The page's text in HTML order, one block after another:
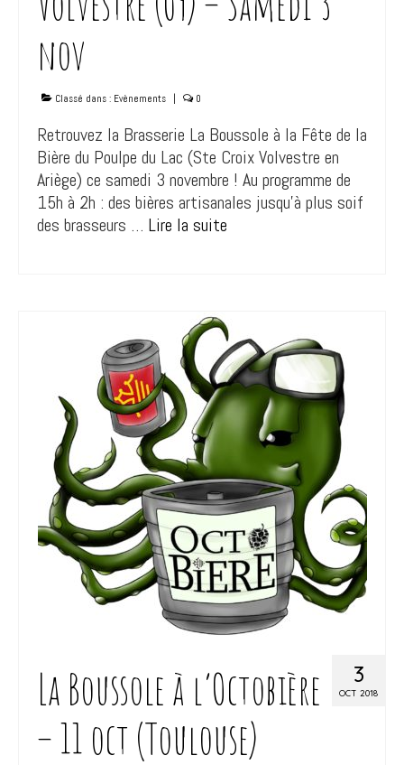
nov
Classé dans : Evènements 0
Retrouvez la Brasserie La Boussole à la Fête de la
Bière du Poulpe du Lac (Ste Croix Volvestre en
Ariège) ce samedi 3 novembre ! Au programme de
15h à 2h : des bières artisanales jusqu’à plus soif
des brasseurs … Lire la suite­­
3
OCT 2018
La Boussole à l’Octobière
– 11 oct (Toulouse)